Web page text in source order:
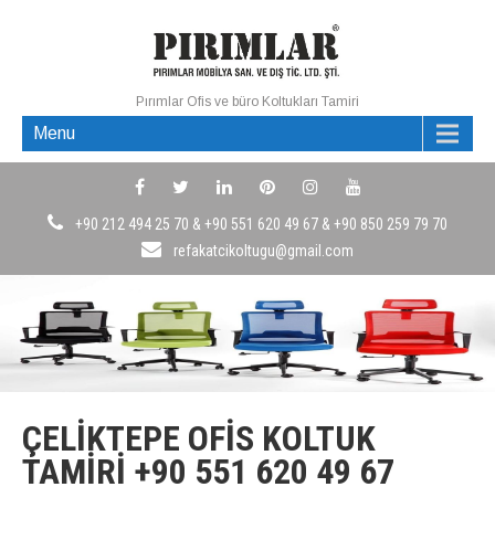
Pırımlar Ofis ve büro Koltukları Tamiri
Menu
+90 212 494 25 70 & +90 551 620 49 67 & +90 850 259 79 70
refakatcikoltugu@gmail.com
ÇELIKTEPE OFIS KOLTUK
TAMIRI +90 551 620 49 67